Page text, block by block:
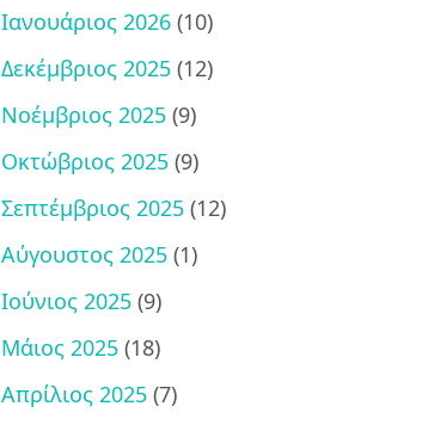
Ιανουάριος 2026 (10)
Δεκέμβριος 2025 (12)
Νοέμβριος 2025 (9)
Οκτώβριος 2025 (9)
Σεπτέμβριος 2025 (12)
Αύγουστος 2025 (1)
Ιούνιος 2025 (9)
Μάιος 2025 (18)
Απρίλιος 2025 (7)